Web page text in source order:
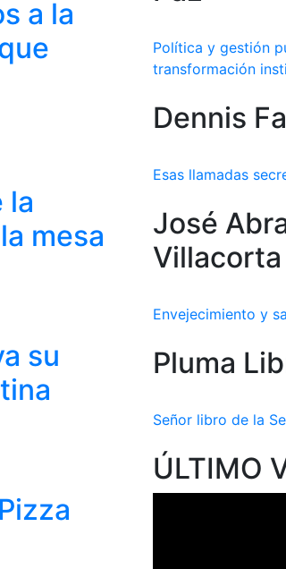
a la
la
mesa
su
Política y gestión
transformación
Dennis
Esas llamadas
José
Envejecimiento y
Pluma
Señor libro de la
ÚLTIMO